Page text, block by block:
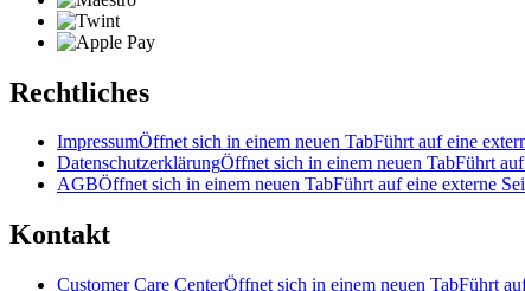
Rechtliches
ImpressumÖffnet sich in einem neuen TabFührt auf eine
DatenschutzerklärungÖffnet sich in einem neuen TabFührt
AGBÖffnet sich in einem neuen TabFührt auf eine externe
Kontakt
Customer Care CenterÖffnet sich in einem neuen TabFührt